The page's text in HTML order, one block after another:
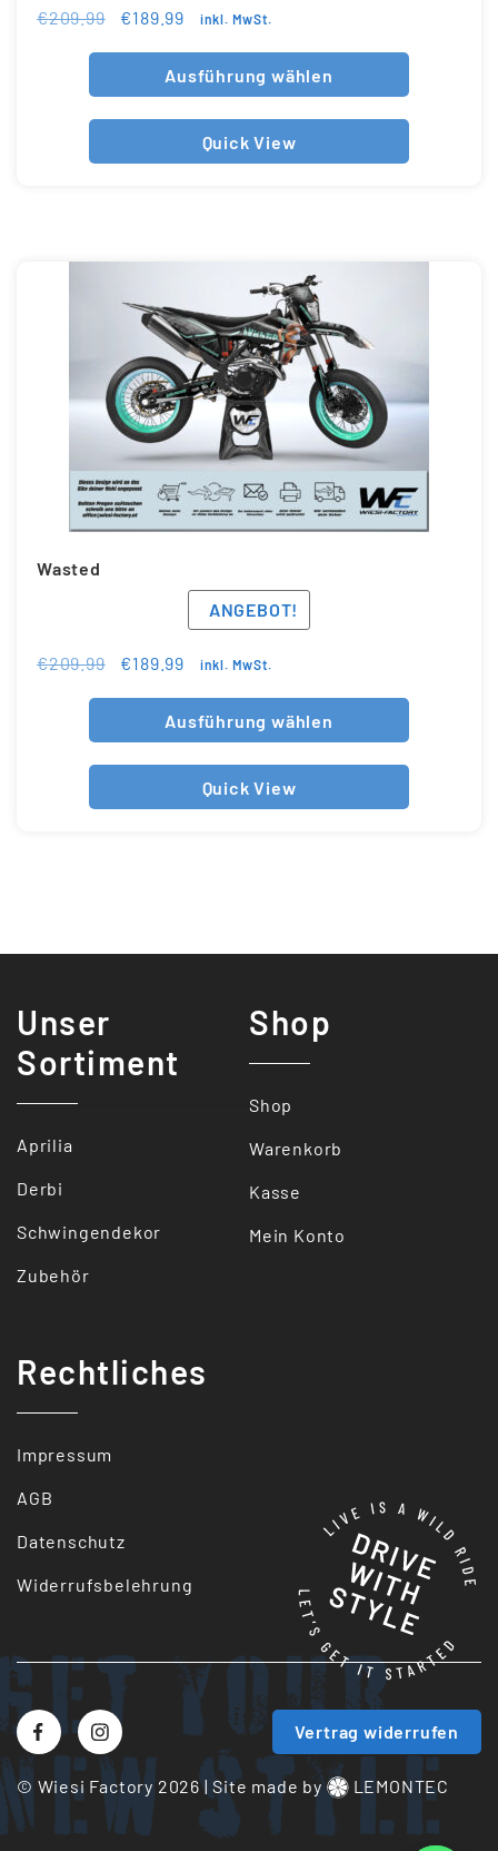
€209.99 €189.99 inkl. MwSt.
Ausführung wählen
Quick View
Wasted
ANGEBOT!
€209.99 €189.99 inkl. MwSt.
Ausführung wählen
Quick View
Unser
Sortiment
Aprilia
Derbi
Schwingendekor
Zubehör
Shop
Shop
Warenkorb
Kasse
Mein Konto
Rechtliches
Impressum
AGB
Datenschutz
Widerrufsbelehrung
© Wiesi Factory 2026|Site made by LEMONTEC
Vertrag widerrufen
your
style